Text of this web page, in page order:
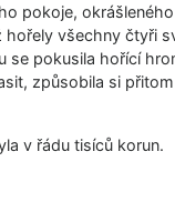
pokoje,
hořely všechny čtyři
se pokusila hořící
způsobila si
v řádu tisíců korun.